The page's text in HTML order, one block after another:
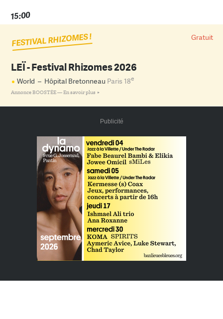
15:00
Gratuit
FESTIVAL RHIZOMES !
LEÏ - Festival Rhizomes 2026
World – Hôpital Bretonneau Paris 18e
Annonce BOOSTÉE —En savoir plus
Publicité